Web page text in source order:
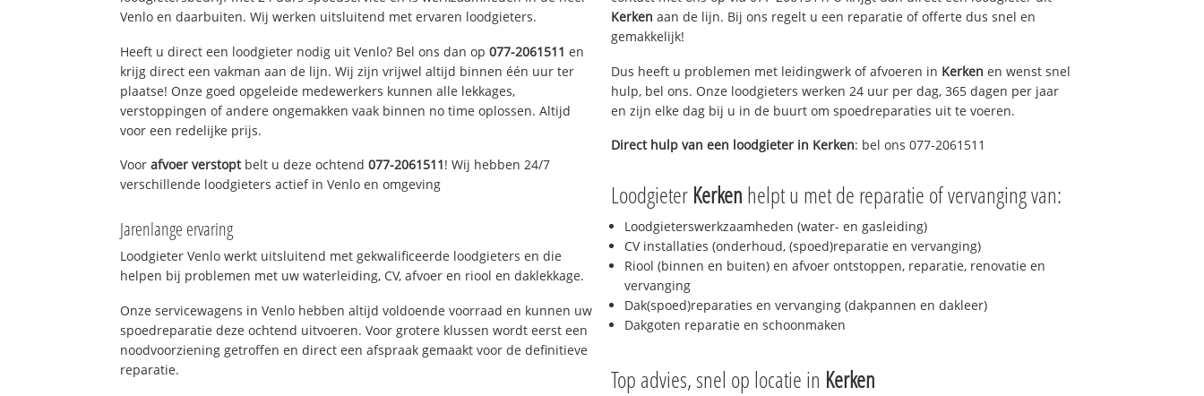
Venlo en daarbuiten. Wij werken uitsluitend met ervaren loodgieters.
Heeft u direct een loodgieter nodig uit Venlo? Bel ons dan op077-2061511 en
krijg direct een vakman aan de lijn. Wij zijn vrijwel altijd binnen één uur ter
plaatse! Onze goed opgeleide medewerkers kunnen alle lekkages,
verstoppingen of andere ongemakken vaak binnen no time oplossen. Altijd
voor een redelijke prijs.
Voorafvoer verstoptbelt u deze ochtend077-2061511! Wij hebben 24/7
verschillende loodgieters actief in Venlo en omgeving
Jarenlange ervaring
Loodgieter Venlo werkt uitsluitend met gekwalificeerde loodgieters en die
helpen bij problemen met uw waterleiding, CV, afvoer en riool en daklekkage.
Onze servicewagens in Venlo hebben altijd voldoende voorraad en kunnen uw
spoedreparatie deze ochtend uitvoeren. Voor grotere klussen wordt eerst een
noodvoorziening getroffen en direct een afspraak gemaakt voor de definitieve
reparatie.
Kerken aan de lijn. Bij ons regelt u een reparatie of offerte dus snel en
gemakkelijk!
Dus heeft u problemen met leidingwerk of afvoeren in Kerken en wenst snel
hulp, bel ons. Onze loodgieters werken 24 uur per dag, 365 dagen per jaar
en zijn elke dag bij u in de buurt om spoedreparaties uit te voeren.
Direct hulp van een loodgieter in Kerken: bel ons 077-2061511
Loodgieter Kerken helpt u met de reparatie of vervanging van:
Loodgieterswerkzaamheden (water- en gasleiding)
CV installaties (onderhoud, (spoed)reparatie en vervanging)
Riool (binnen en buiten) en afvoer ontstoppen, reparatie, renovatie en
vervanging
Dak(spoed)reparaties en vervanging (dakpannen en dakleer)
Dakgoten reparatie en schoonmaken
Top advies, snel op locatie in Kerken